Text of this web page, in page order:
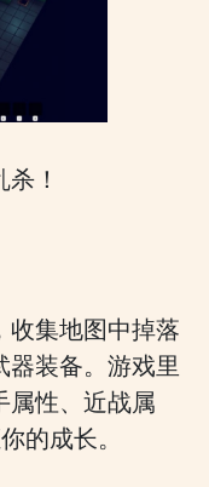
！
收集地图中掉落
器装备。游戏里
属性、近战属
的成长。